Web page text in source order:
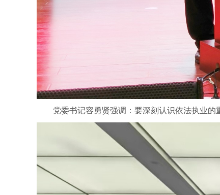
党委书记容勇贤强调：要深刻认识依法执业